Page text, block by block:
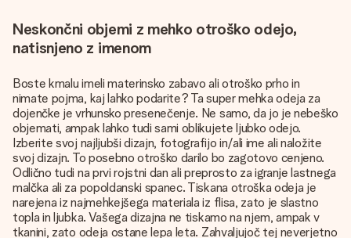
Neskončni objemi z mehko otroško odejo,
natisnjeno z imenom
Boste kmalu imeli materinsko zabavo ali otroško prho in
nimate pojma, kaj lahko podarite? Ta super mehka odeja za
dojenčke je vrhunsko presenečenje. Ne samo, da jo je nebeško
objemati, ampak lahko tudi sami oblikujete ljubko odejo.
Izberite svoj najljubši dizajn, fotografijo in/ali ime ali naložite
svoj dizajn. To posebno otroško darilo bo zagotovo cenjeno.
Odlično tudi na prvi rojstni dan ali preprosto za igranje lastnega
malčka ali za popoldanski spanec. Tiskana otroška odeja je
narejena iz najmehkejšega materiala iz flisa, zato je slastno
topla in ljubka. Vašega dizajna ne tiskamo na njem, ampak v
tkanini, zato odeja ostane lepa leta. Zahvaljujoč tej neverjetno